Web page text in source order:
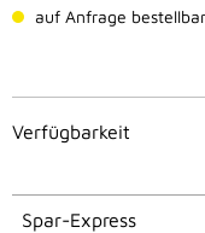
auf Anfrage bestellbar
Verfügbarkeit
Spar-Express